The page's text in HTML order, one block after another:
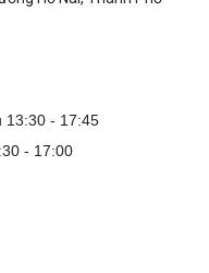
tại Đồng Nai uy tín, cấu
nguồn PC giúp bạn chọn PSU
hệ thống vận hành ổn định và
13:30 - 17:45
- 17:00